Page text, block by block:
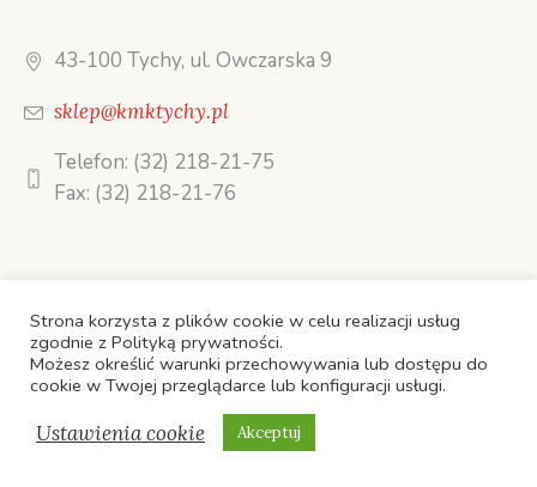
43-100 Tychy, ul. Owczarska 9
sklep@kmktychy.pl
Telefon: (32) 218-21-75
Fax: (32) 218-21-76
STRONA GŁÓWNA
OFERTA TELEMARKETINGOWA
KSIĄŻKI
O FIRMIE
KONTAKT
Strona korzysta z plików cookie w celu realizacji usług
zgodnie z Polityką prywatności.
Możesz określić warunki przechowywania lub dostępu do
cookie w Twojej przeglądarce lub konfiguracji usługi.
Ustawienia cookie Akceptuj